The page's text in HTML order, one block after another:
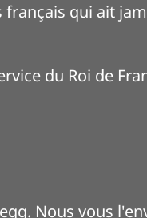
qui ait
du Roi de
Nous vous